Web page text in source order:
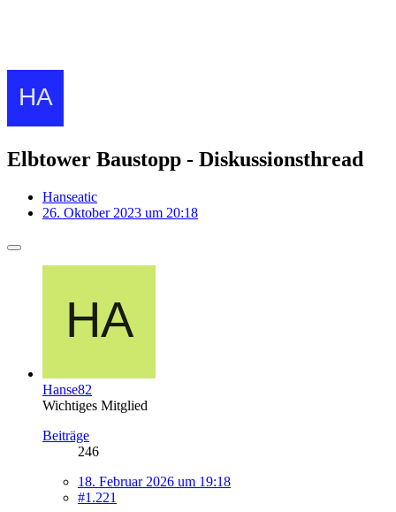
Elbtower Baustopp - Diskussionsthread
Hanseatic
26. Oktober 2023 um 20:18
Hanse82
Wichtiges Mitglied
Beiträge
246
18. Februar 2026 um 19:18
#1.221